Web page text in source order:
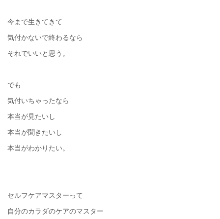
今まで生きてきて
気付かないで終わるなら
それでいいと思う。
でも
気付いちゃったなら
本当が見たいし
本当が聞きたいし
本当がわかりたい。
セルフケアマスターって
自分のカラダのケアのマスター